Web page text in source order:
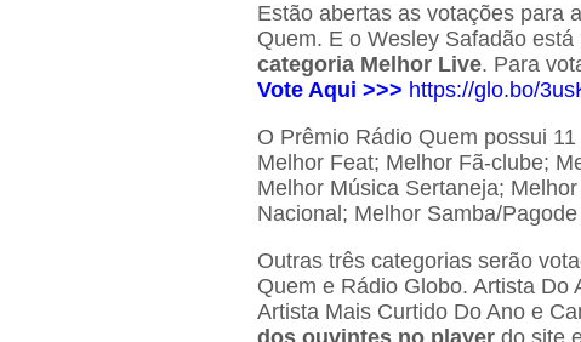
Estão abertas as votações para
Quem. E o Wesley Safadão
categoria Melhor Live. Para
Vote Aqui >>> https://glo.bo/
O Prêmio Rádio Quem possui
Melhor Feat; Melhor Fã-clube;
Melhor Música Sertaneja;
Nacional; Melhor Samba/
Outras três categorias serão
Quem e Rádio Globo. Artista Do
Artista Mais Curtido Do Ano e
dos ouvintes no player do site